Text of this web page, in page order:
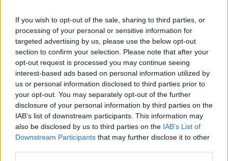
If you wish to opt-out of the sale, sharing to third parties, or
processing of your personal or sensitive information for
targeted advertising by us, please use the below opt-out
section to confirm your selection. Please note that after your
opt-out request is processed you may continue seeing
interest-based ads based on personal information utilized by
us or personal information disclosed to third parties prior to
your opt-out. You may separately opt-out of the further
disclosure of your personal information by third parties on the
IAB’s list of downstream participants. This information may
also be disclosed by us to third parties on the IAB’s List of
Downstream Participants that may further disclose it to other
Név
E-mail cím
Feliratkozom a hírlevélre és elfogadom azadatvédelmi
szabályzatot!
FELIRATKOZÁS